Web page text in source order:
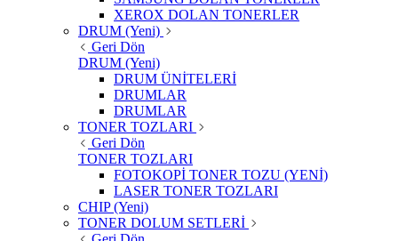
XEROX DOLAN TONERLER
DRUM (Yeni)
Geri Dön
DRUM (Yeni)
DRUM ÜNİTELERİ
DRUMLAR
DRUMLAR
TONER TOZLARI
Geri Dön
TONER TOZLARI
FOTOKOPİ TONER TOZU (YENİ)
LASER TONER TOZLARI
CHIP (Yeni)
TONER DOLUM SETLERİ